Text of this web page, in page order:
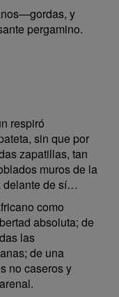
y
pergamino.
respiró
sin que por
zapatillas, tan
muros de la
delante de sí…
como
absoluta; de
las
de una
no caseros y